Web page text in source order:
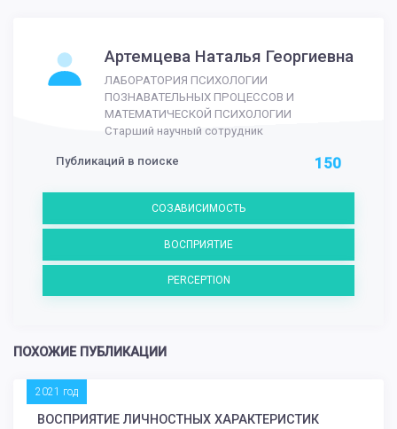
Артемцева Наталья Георгиевна
ЛАБОРАТОРИЯ ПСИХОЛОГИИ
ПОЗНАВАТЕЛЬНЫХ ПРОЦЕССОВ И
МАТЕМАТИЧЕСКОЙ ПСИХОЛОГИИ
Старший научный сотрудник
Публикаций в поиске 150
СОЗАВИСИМОСТЬ
ВОСПРИЯТИЕ
PERCEPTION
ПОХОЖИЕ ПУБЛИКАЦИИ
2021 год
ВОСПРИЯТИЕ ЛИЧНОСТНЫХ ХАРАКТЕРИСТИК